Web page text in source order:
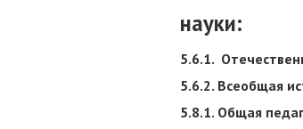
науки:
5.6.1.
5.6.2. Всеобщая
5.8.1. Общая